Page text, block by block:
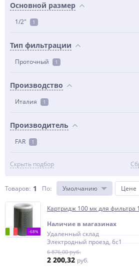
Основной размер
1/2" 1
Тип фильтрации
Проточный 1
Производство
Италия 1
Производитель
FAR 1
Скрыть подбор
Товаров: 1 По: Умолчанию Цене
-68%
Картридж 100 мк для фильтра
Наличие в магазинах
Удаленный склад
Электродный проезд, 6с1
6 876,00 руб.
2 200,32 руб.